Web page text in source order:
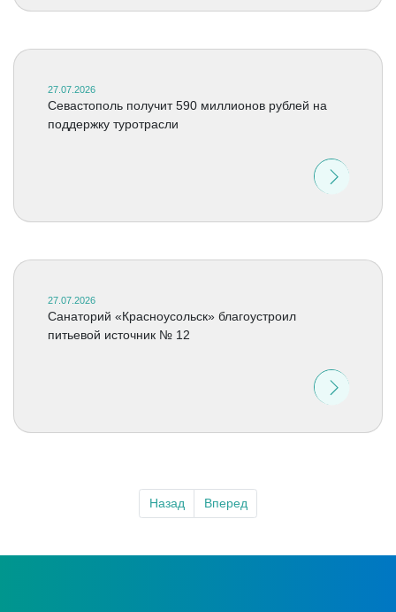
27.07.2026
Севастополь получит 590 миллионов рублей на
поддержку туротрасли
27.07.2026
Санаторий «Красноусольск» благоустроил
питьевой источник № 12
Назад Вперед